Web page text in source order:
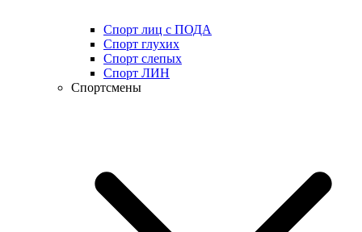
Спорт лиц с ПОДА
Спорт глухих
Спорт слепых
Спорт ЛИН
Спортсмены